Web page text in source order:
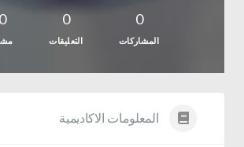
0
المشاركات
0
التعليقات
المعلومات الاكاديمية